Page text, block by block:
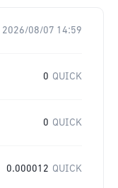
2026/08/07 14:59
0 QUICK
0 QUICK
0.000012 QUICK